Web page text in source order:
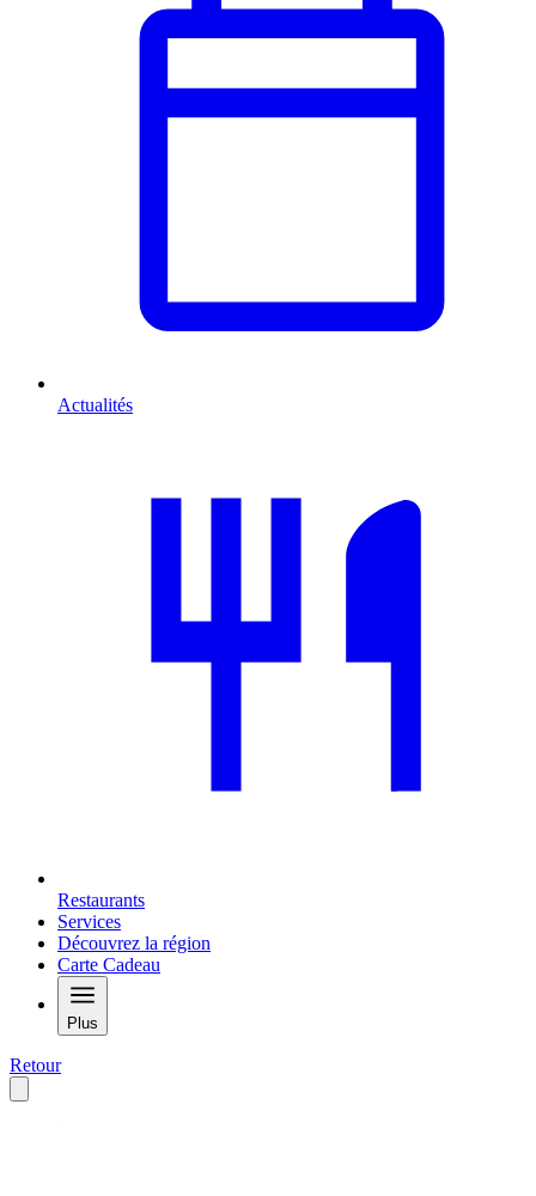
Actualités
Restaurants
Services
Découvrez la région
Carte Cadeau
Plus
Retour